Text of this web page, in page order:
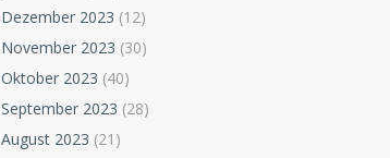
Dezember 2023 (12)
November 2023 (30)
Oktober 2023 (40)
September 2023 (28)
August 2023 (21)